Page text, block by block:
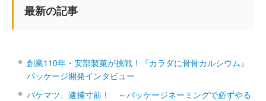
最新の記事
創業110年・安部製菓が挑戦！『カラダに骨骨カルシウム』
パッケージ開発インタビュー
パケマツ、逮捕寸前！ ～パッケージネーミングで必ずやる